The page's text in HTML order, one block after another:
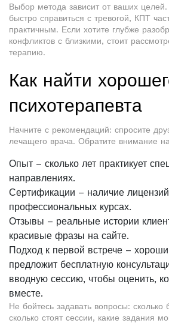
Выбор метода зависит от ваших
быстро справиться с тревогой, КПТ
практичным. Если хотите глубже
конфликтов с близкими, стоит
терапию.
Как найти
психотерапевта
Начните с рекомендаций: спросите
лечащего врача. Обратите внимание
Опыт – сколько лет практикует
направлениях.
Сертификации – наличие
профессиональных курсах.
Отзывы – реальные истории
красивые фразы на сайте.
Подход к первой встрече –
предложит бесплатную
вводную сессию, чтобы оценить,
вместе.
Не бойтесь задавать вопросы: сколько
сколько стоят сессии, какие задания